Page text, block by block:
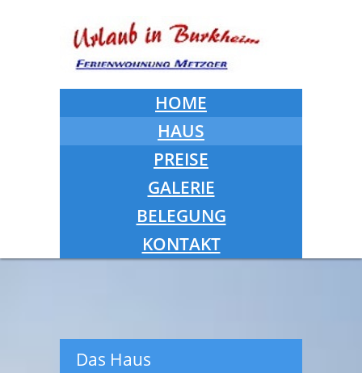
HOME
HAUS
PREISE
GALERIE
BELEGUNG
KONTAKT
Das Haus